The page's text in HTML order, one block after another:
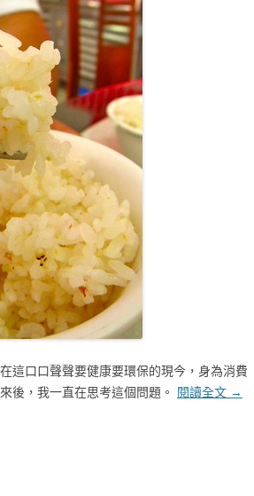
這口口聲聲要健康要環保的現今，身為消費
後，我一直在思考這個問題。 閱讀全文 →